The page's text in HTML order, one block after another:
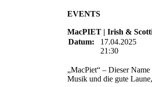
EVENTS
MacPIET | Irish &
Datum:
17.04.2025
21:30
„MacPiet“ – Dieser
Musik und die gute